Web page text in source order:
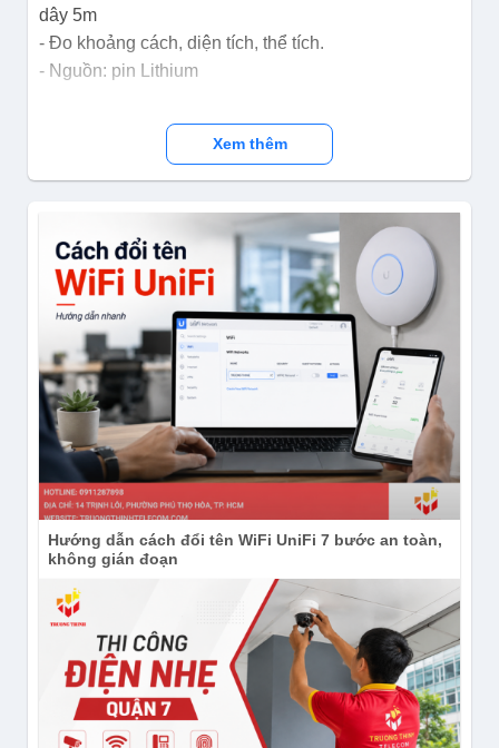
dây 5m
- Đo khoảng cách, diện tích, thể tích.
- Nguồn: pin Lithium
Xem thêm
Hướng dẫn cách đổi tên WiFi UniFi 7 bước an toàn,
không gián đoạn